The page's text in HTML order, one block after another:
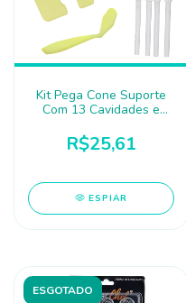
Kit Pega Cone Suporte
Com 13 Cavidades e
R$25,61
ESPIAR
ESGOTADO